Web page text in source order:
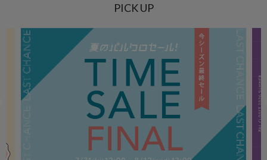
PICK UP